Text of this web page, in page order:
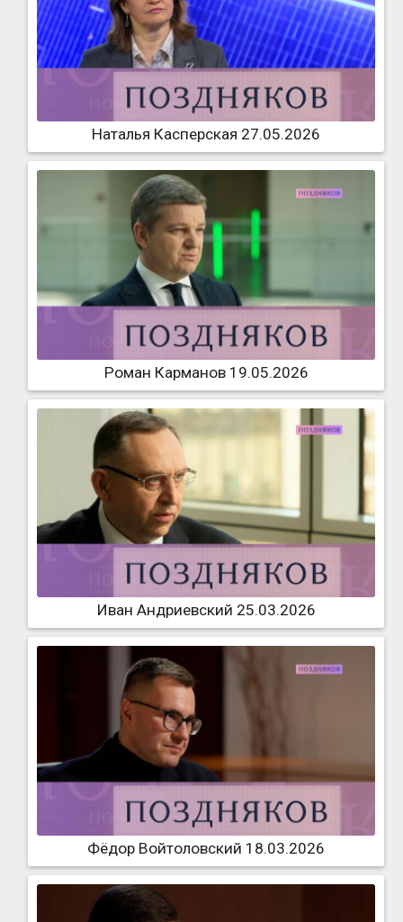
Наталья Касперская 27.05.2026
Роман Карманов 19.05.2026
Иван Андриевский 25.03.2026
Фёдор Войтоловский 18.03.2026